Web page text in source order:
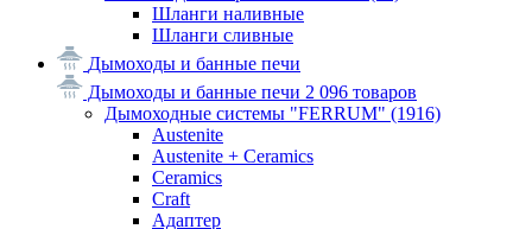
Шланги наливные
Шланги сливные
Дымоходы и банные печи
Дымоходы и банные печи 2 096 товаров
Дымоходные системы "FERRUM" (1916)
Austenite
Austenite + Ceramics
Ceramics
Craft
Адаптер